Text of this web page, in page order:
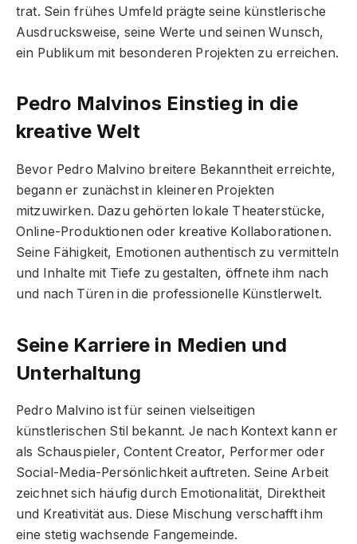
trat. Sein frühes Umfeld prägte seine künstlerische
Ausdrucksweise, seine Werte und seinen Wunsch,
ein Publikum mit besonderen Projekten zu erreichen.
Pedro Malvinos Einstieg in die
kreative Welt
Bevor Pedro Malvino breitere Bekanntheit erreichte,
begann er zunächst in kleineren Projekten
mitzuwirken. Dazu gehörten lokale Theaterstücke,
Online-Produktionen oder kreative Kollaborationen.
Seine Fähigkeit, Emotionen authentisch zu vermitteln
und Inhalte mit Tiefe zu gestalten, öffnete ihm nach
und nach Türen in die professionelle Künstlerwelt.
Seine Karriere in Medien und
Unterhaltung
Pedro Malvino ist für seinen vielseitigen
künstlerischen Stil bekannt. Je nach Kontext kann er
als Schauspieler, Content Creator, Performer oder
Social-Media-Persönlichkeit auftreten. Seine Arbeit
zeichnet sich häufig durch Emotionalität, Direktheit
und Kreativität aus. Diese Mischung verschafft ihm
eine stetig wachsende Fangemeinde.